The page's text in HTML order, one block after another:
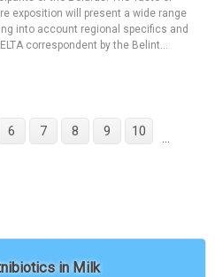
exposition will present a wide range
into account regional specifics and
correspondent by the Belint...
6 7 8 9 10
...
in Milk